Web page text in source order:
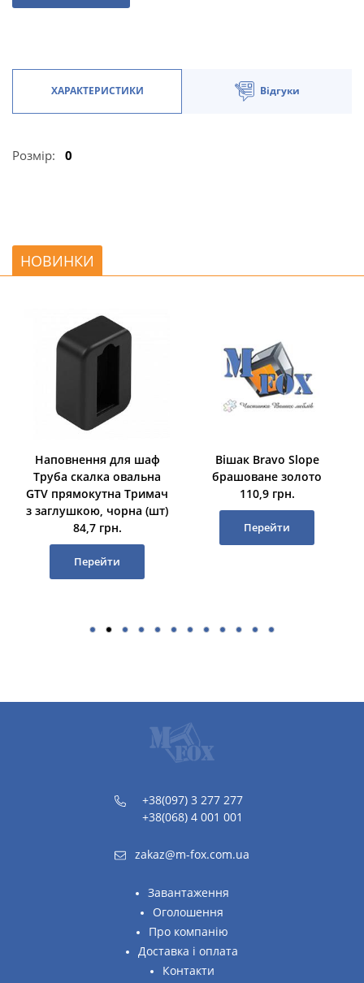
ХАРАКТЕРИСТИКИ Відгуки
Розмір: 0
НОВИНКИ
Наповнення для шаф
Труба скалка овальна
GTV прямокутна Тримач
з заглушкою, чорна (шт)
84,7 грн.
Перейти
Вішак Bravo Slope
брашоване золото
110,9 грн.
Перейти
+38(097) 3 277 277
+38(068) 4 001 001
zakaz@m-fox.com.ua
Завантаження
Оголошення
Про компанію
Доставка і оплата
Контакти